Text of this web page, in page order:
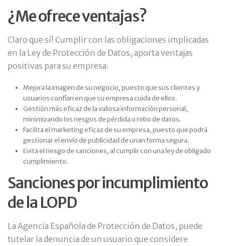
¿Me ofrece ventajas?
Claro que sí! Cumplir con las obligaciones implicadas
en la Ley de Protección de Datos, aporta ventajas
positivas para su empresa:
Mejora la imagen de su negocio, puesto que sus clientes y
usuarios confían en que su empresa cuida de ellos.
Gestión más eficaz de la valiosa información personal,
minimizando los riesgos de pérdida o robo de datos.
Facilita el marketing eficaz de su empresa, puesto que podrá
gestionar el envío de publicidad de unan forma segura.
Evita el riesgo de sanciones, al cumplir con una ley de obligado
cumplimiento.
Sanciones por incumplimiento
de la LOPD
La Agencia Española de Protección de Datos, puede
tutelar la denuncia de un usuario que considere